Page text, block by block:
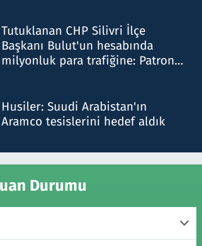
Tutuklanan CHP Silivri İlçe
Başkanı Bulut'un hesabında
milyonluk para trafiğine: Patron
Husiler: Suudi Arabistan'ın
Aramco tesislerini hedef aldık
Durumu